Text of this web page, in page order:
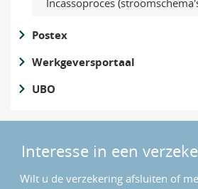
Incassoproces
Postex
Werkgeversportaal
UBO
Interesse in een
Wilt u de verzekering afsluiten of